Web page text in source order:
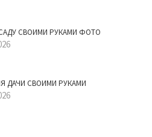
СВОИМИ РУКАМИ ФОТО
ДАЧИ СВОИМИ РУКАМИ